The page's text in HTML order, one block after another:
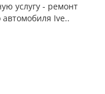
услугу - ремонт
автомобиля Ive..